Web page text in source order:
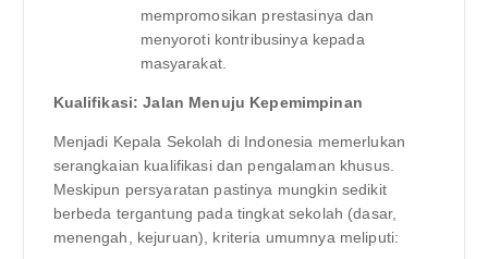
mempromosikan prestasinya dan
menyoroti kontribusinya kepada
masyarakat.
Kualifikasi: Jalan Menuju Kepemimpinan
Menjadi Kepala Sekolah di Indonesia memerlukan
serangkaian kualifikasi dan pengalaman khusus.
Meskipun persyaratan pastinya mungkin sedikit
berbeda tergantung pada tingkat sekolah (dasar,
menengah, kejuruan), kriteria umumnya meliputi: